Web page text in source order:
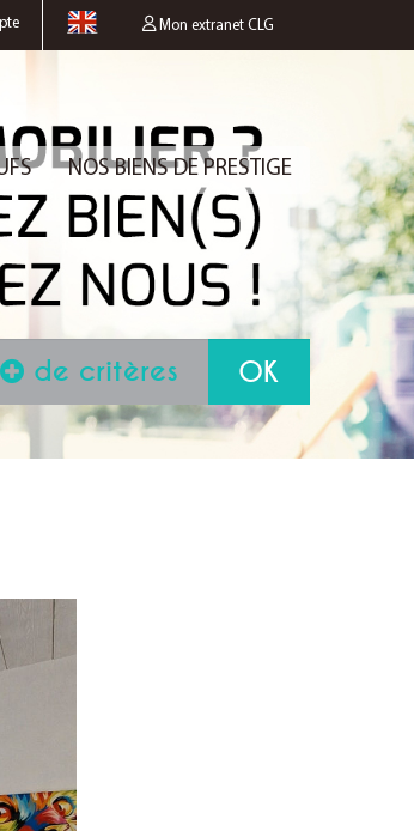
Mon extranet CLG
NOS BIENS DE PRESTIGE
de critères